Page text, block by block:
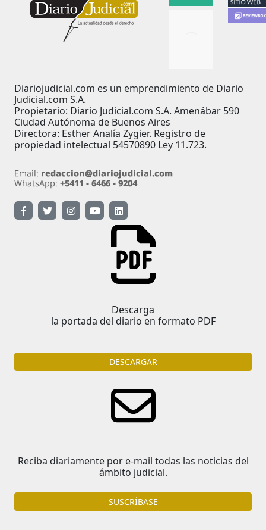
Diariojudicial.com es un emprendimiento de Diario
Judicial.com S.A.
Propietario: Diario Judicial.com S.A. Amenábar 590
Ciudad Autónoma de Buenos Aires
Directora: Esther Analía Zygier. Registro de
propiedad intelectual 54570890 Ley 11.723.
Descarga
la portada del diario en formato PDF
DESCARGAR
Reciba diariamente por e-mail todas las noticias del
ámbito judicial.
SUSCRÍBASE